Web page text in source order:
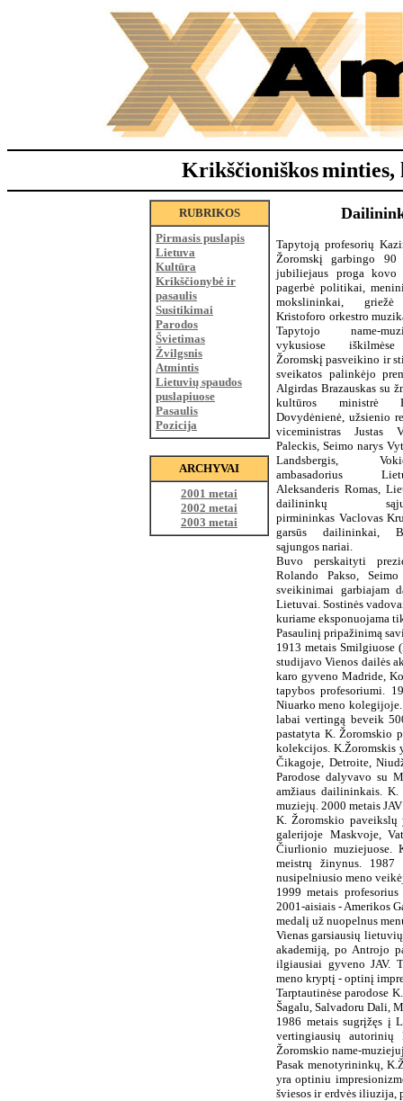
Krikščioniškosminties,
RUBRIKOS
Pirmasis puslapis
Lietuva
Kultūra
Krikščionybė ir
pasaulis
Susitikimai
Parodos
Švietimas
Žvilgsnis
Atmintis
Lietuvių spaudos
puslapiuose
Pasaulis
Pozicija
ARCHYVAI
2001 metai
2002 metai
2003 metai
Tapytoją profesorių
Žoromskį garbingo 90
jubiliejaus proga kovo
pagerbė politikai,
mokslininkai,
Kristoforo orkestro
Tapytojo name-
vykusiose
Žoromskį pasveikino ir
sveikatos palinkėjo
Algirdas Brazauskas su
kultūros ministrė
Dovydėnienė, užsienio
viceministras Justas
Paleckis, Seimo narys
Landsbergis,
ambasadorius
Aleksanderis Romas,
dailininkų
pirmininkas Vaclovas
garsūs dailininkai,
sąjungos nariai.
Buvo perskaityti
Rolando Pakso,
sveikinimai garbiajam
Lietuvai. Sostinės
kuriame eksponuojama
Pasaulinį pripažinimą
1913 metais Smilgiuose
studijavo Vienos dailės
karo gyveno Madride,
tapybos profesoriumi.
Niuarko meno
labai vertingą beveik
pastatyta K. Žoromskio
kolekcijos. K.Žoromskis
Čikagoje, Detroite,
Parodose dalyvavo su
amžiaus dailininkais.
muziejų. 2000 metais
K. Žoromskio
galerijoje Maskvoje,
Čiurlionio muziejuose.
meistrų žinynus.
nusipelniusio meno
1999 metais
2001-aisiais - Amerikos
medalį už nuopelnus
Vienas garsiausių
akademiją, po Antrojo
ilgiausiai gyveno JAV.
meno kryptį - optinį
Tarptautinėse parodose
Šagalu, Salvadoru Dali,
1986 metais sugrįžęs į
vertingiausių autorinių
Žoromskio name-
Pasak menotyrininkų,
yra optiniu
šviesos ir erdvės iliuzija,